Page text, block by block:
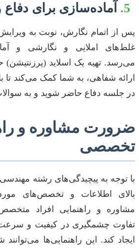
5. آماده‌سازی برای دفاع
پس از اتمام نگارش، نوبت به
غلط‌های املایی و نگارشی و
می‌رسد. تهیه یک اسلاید (پرزنتیشن)
ارائه شفاهی، به شما کمک می‌کند تا
در جلسه دفاع حاضر شوید و به
ضرورت مشاوره و
تخصصی
با توجه به پیچیدگی‌های رشته
بالای اطلاعات و تخصص‌های مورد
مشاوره و راهنمایی افراد متخصص
تفاوت چشمگیری در کیفیت و سرعت
ایجاد کند. این راهنمایی‌ها